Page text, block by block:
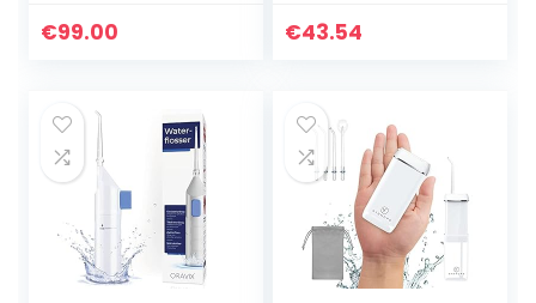
Verwijderen van
€99.00
Apparaat voor het
€43.54